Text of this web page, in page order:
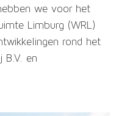
we voor het
Limburg (WRL)
rond het
B.V. en